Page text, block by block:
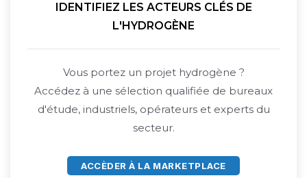
IDENTIFIEZ LES ACTEURS CLÉS DE
L'HYDROGÈNE
Vous portez un projet hydrogène ?
Accédez à une sélection qualifiée de bureaux
d'étude, industriels, opérateurs et experts du
secteur.
ACCÈDER À LA MARKETPLACE